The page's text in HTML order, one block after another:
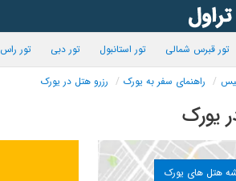
تور قبرس شمالی تور استانبول تور دبی تور
راهنمای سفر به یورک رزرو هتل در یورک
یورک
هتل های یورک